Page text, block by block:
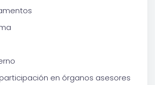
en órganos asesores